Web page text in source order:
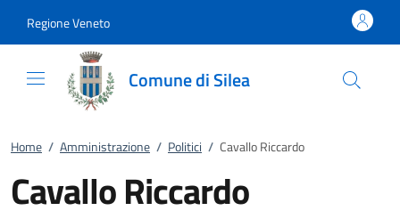
Regione Veneto
Comune di Silea
Home / Amministrazione / Politici / Cavallo Riccardo
Cavallo Riccardo